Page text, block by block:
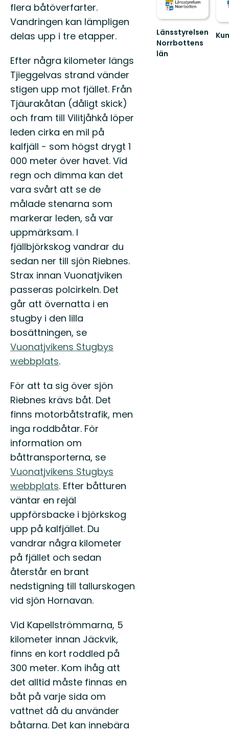
flera båtöverfarter.
Vandringen kan lämpligen
delas upp i tre etapper.
Efter några kilometer längs
Tjieggelvas strand vänder
stigen upp mot fjället. Från
Tjäurakåtan (dåligt skick)
och fram till Vilitjåhkå löper
leden cirka en mil på
kalfjäll - som högst drygt 1
000 meter över havet. Vid
regn och dimma kan det
vara svårt att se de
målade stenarna som
markerar leden, så var
uppmärksam. I
fjällbjörkskog vandrar du
sedan ner till sjön Riebnes.
Strax innan Vuonatjviken
passeras polcirkeln. Det
går att övernatta i en
stugby i den lilla
bosättningen, se
Vuonatjvikens Stugbys
webbplats.
För att ta sig över sjön
Riebnes krävs båt. Det
finns motorbåtstrafik, men
inga roddbåtar. För
information om
båttransporterna, se
Vuonatjvikens Stugbys
webbplats. Efter båtturen
väntar en rejäl
uppförsbacke i björkskog
upp på kalfjället. Du
vandrar några kilometer
på fjället och sedan
återstår en brant
nedstigning till tallurskogen
vid sjön Hornavan.
Vid Kapellströmmarna, 5
kilometer innan Jäckvik,
finns en kort roddled på
300 meter. Kom ihåg att
det alltid måste finnas en
båt på varje sida om
vattnet då du använder
båtarna. Det kan innebära
Länsstyrelsen
Norrbottens
län